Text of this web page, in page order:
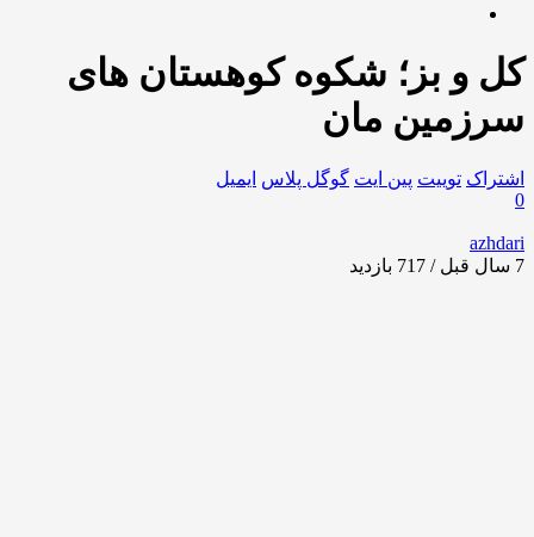
کل و بز؛ شکوه کوهستان های
سرزمین مان
اشتراک توییت پین ایت گوگل‌ پلاس ایمیل
0
azhdari
7 سال قبل / 717
بازدید